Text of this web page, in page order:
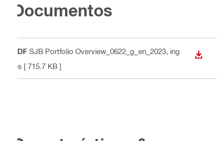
Documentos
PDF SJB Portfolio Overview_0622_g_en_2023 , ing
lés [ 715.7 KB ]